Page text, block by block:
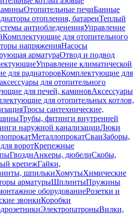
Отопительные печиБанные
отопления, батареиТеплый
антиобледененияУправление
Комплектующие для отопительного
напряженияНасосы
арматураОтвод и подвод
Управление климатической
для радиаторовКомплектующие для
для отопительного
для печей, каминовАксессуары
для отопительных котлов,
Тросы сантехнические,
Трубы, фитинги внутренней
наружной канализацииЛюки
МеталлопрокатСваиЗаборы,
воротКрепежные
ГвоздиАнкеры, дюбелиСкобы,
крепежГайки,
шпилькиХомутыХимические
арматурыШплинтыПружины
оборудованиеРозетки и
звонкиКоробки
ЭлектропатроныВилки,